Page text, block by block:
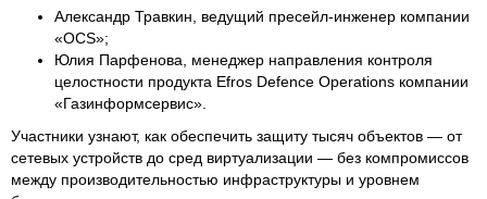
Александр Травкин, ведущий пресейл-инженер компании
«OCS»;
Юлия Парфенова, менеджер направления контроля
целостности продукта Efros Defence Operations компании
«Газинформсервис».
Участники узнают, как обеспечить защиту тысяч объектов — от
сетевых устройств до сред виртуализации — без компромиссов
между производительностью инфраструктуры и уровнем